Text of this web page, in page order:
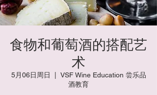
食物和葡萄酒的搭配艺
术
5月06日周日
VSF Wine Education 尝乐品
酒教育